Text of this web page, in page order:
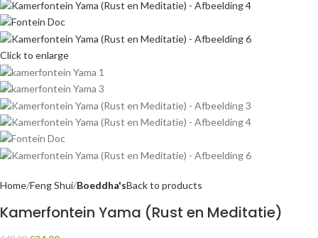
Click to enlarge
Home Feng Shui Boeddha'sBack to products
Kamerfontein Yama (Rust en Meditatie)